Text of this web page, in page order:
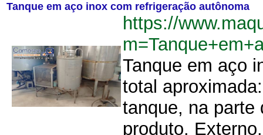
Tanque em aço inox com refrigeração autônoma
https://
Tanque em aço
total
tanque, na parte
produto.